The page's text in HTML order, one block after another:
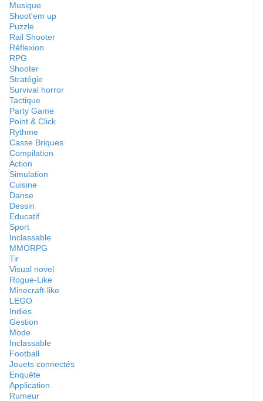
Musique
Shoot'em up
Puzzle
Rail Shooter
Réflexion
RPG
Shooter
Stratégie
Survival horror
Tactique
Party Game
Point & Click
Rythme
Casse Briques
Compilation
Action
Simulation
Cuisine
Danse
Dessin
Educatif
Sport
Inclassable
MMORPG
Tir
Visual novel
Rogue-Like
Minecraft-like
LEGO
Indies
Gestion
Mode
Inclassable
Football
Jouets connectés
Enquête
Application
Rumeur